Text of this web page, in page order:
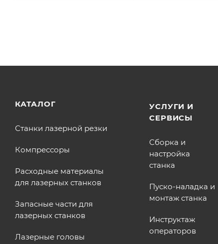
КАТАЛОГ
Станки лазерной резки
Компрессоры
Расходные материалы
для лазерных станков
Запасные части для
лазерных станков
Лазерные головы
УСЛУГИ И
СЕРВИСЫ
Сборка и
настройка
станка
Пуско-наладка и
монтаж станка
Инструктаж
операторов